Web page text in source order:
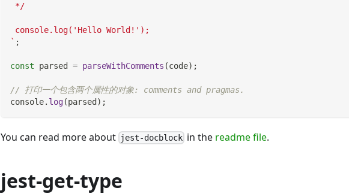
*/
console.log('Hello World!');
` ;
const parsed = parseWithComments (code) ;
// 打印一个包含两个属性的对象: comments and pragmas.
console. log(parsed ) ;
You can read more about jest-docblock in the readme file.
jest-get-type